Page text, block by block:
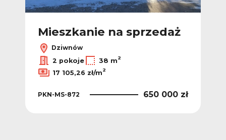
Mieszkanie na sprzedaż
Dziwnów
2 pokoje
38 m2
17 105,26 zł/m2
PKN-MS-872 650 000 zł